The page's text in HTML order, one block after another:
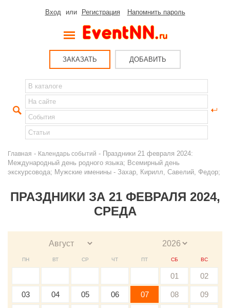
Вход или Регистрация Напомнить пароль
ЗАКАЗАТЬ ДОБАВИТЬ
Главная - Календарь событий - Праздники 21 февраля 2024:
Международный день родного языка; Всемирный день
экскурсовода; Мужские именины - Захар, Кирилл, Савелий, Федор;
ПРАЗДНИКИ ЗА 21 ФЕВРАЛЯ 2024,
СРЕДА
ПН ВТ СР ЧТ ПТ СБ ВС
01 02
03 04 05 06 07 08 09